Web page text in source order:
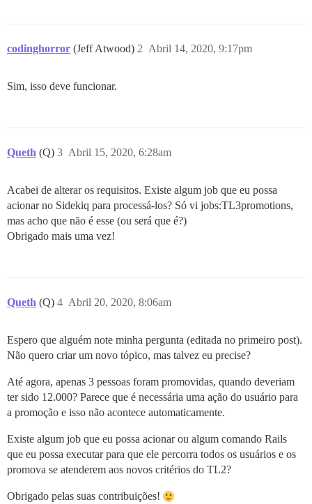
codinghorror (Jeff Atwood) Abril 14, 2020, 9:17pm
2
Sim, isso deve funcionar.
Queth (Q) Abril 15, 2020, 6:28am
3
Acabei de alterar os requisitos. Existe algum job que eu possa
acionar no Sidekiq para processá-los? Só vi jobs:TL3promotions,
mas acho que não é esse (ou será que é?)
Obrigado mais uma vez!
Queth (Q) Abril 20, 2020, 8:06am
4
Espero que alguém note minha pergunta (editada no primeiro post).
Não quero criar um novo tópico, mas talvez eu precise?
Até agora, apenas 3 pessoas foram promovidas, quando deveriam
ter sido 12.000? Parece que é necessária uma ação do usuário para
a promoção e isso não acontece automaticamente.
Existe algum job que eu possa acionar ou algum comando Rails
que eu possa executar para que ele percorra todos os usuários e os
promova se atenderem aos novos critérios do TL2?
Obrigado pelas suas contribuições!